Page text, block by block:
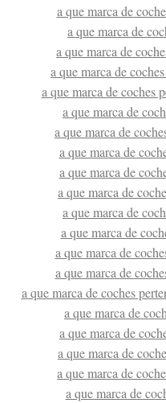
a que marca de
a que marca de
a que marca de
a que marca de
a que marca de coches
a que marca de
a que marca de
a que marca de
a que marca de
a que marca de
a que marca de
a que marca de
a que marca de
a que marca de
a que marca de coches
a que marca de
a que marca de
a que marca de
a que marca de
a que marca de